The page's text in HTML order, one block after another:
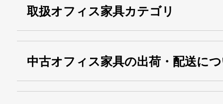
取扱オフィス家具カテゴリ
中古オフィス家具の出荷・配送に